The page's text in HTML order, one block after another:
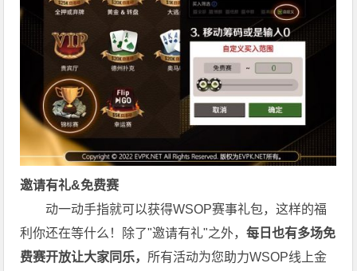
邀请有礼&免费赛
动一动手指就可以获得WSOP赛事礼包，这样的福
利你还在等什么！除了"邀请有礼"之外，每 日也有多场免
费赛开放让大家同乐， 所有活动为您助力WSOP线上金